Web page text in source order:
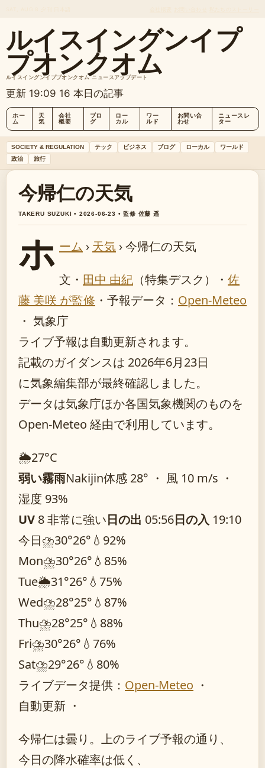
ルイスイングンイプ
プオンクオム
ルイスイングンイププオンクオム ニュースアップデート
更新 19:09 16 本日の記事
ホー
ム
天
気
会社
概要
ブロ
グ
ロー
カル
ワー
ルド
お問い合
わせ
ニュースレ
ター
SOCIETY & REGULATION テック ビジネス ブログ ローカル
ワールド
政治
旅行
今帰仁の天気
TAKERU SUZUKI • 2026-06-23 • 監修 佐藤 遥
ホ ーム › 天気 ›今帰仁の天気
文・ 田中 由紀 （特集デスク） ・ 佐
藤 美咲 が監修 ・ 予報データ： Open-Meteo
・ 気象庁
ライブ予報は自動更新されます。
記載のガイダンスは 2026年6月23日
に気象編集部が最終確認しました。
データは気象庁ほか各国気象機関のものを
Open-Meteo 経由で利用しています。
🌦️27°C
弱い霧雨Nakijin体感 28° ・ 風 10 m/s ・
湿度 93%
UV 8 非常に強い日の出 05:56日の入 19:10
今日⛈️30°26° 💧92%
Mon⛈️30°26° 💧85%
Tue🌦️31°26° 💧75%
Wed⛈️28°25° 💧87%
Thu⛈️28°25° 💧88%
Fri⛈️30°26° 💧76%
Sat⛈️29°26° 💧80%
ライブデータ提供： Open-Meteo ・
自動更新 ・
今帰仁は曇り。上のライブ予報の通り、
今日の降水確率は低く、